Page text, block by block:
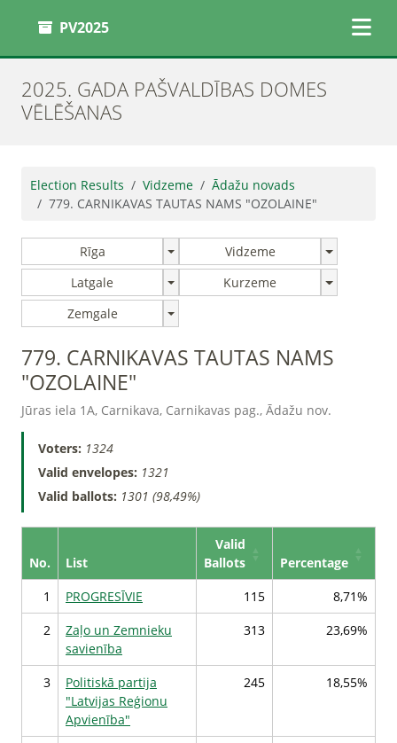
PV2025
2025. GADA PAŠVALDĪBAS DOMES
VĒLĒŠANAS
Election Results Vidzeme
Ādažu novads
779. CARNIKAVAS TAUTAS NAMS "OZOLAINE"
Rīga
Vidzeme
Latgale
Kurzeme
Zemgale
779. CARNIKAVAS TAUTAS NAMS
"OZOLAINE"
Jūras iela 1A, Carnikava, Carnikavas pag., Ādažu nov.
Voters: 1324
Valid envelopes: 1321
Valid ballots: 1301 (98,49%)
No. List
Valid
Ballots
Percentage
1
PROGRESĪVIE 115
8,71%
2
Zaļo un Zemnieku
savienība
313 23,69%
3
Politiskā partija
"Latvijas Reģionu
Apvienība"
245 18,55%